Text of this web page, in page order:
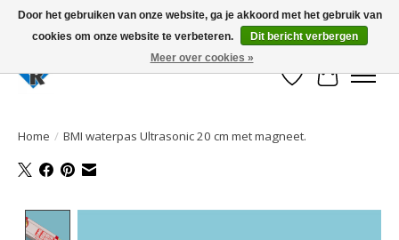
Large selection of products and fast shipping!
Verlanglijst
Home / BMI waterpas Ultrasonic 20 cm met magneet.
Door het gebruiken van onze website, ga je akkoord met het gebruik van
cookies om onze website te verbeteren.
Dit bericht verbergen
Meer over cookies »